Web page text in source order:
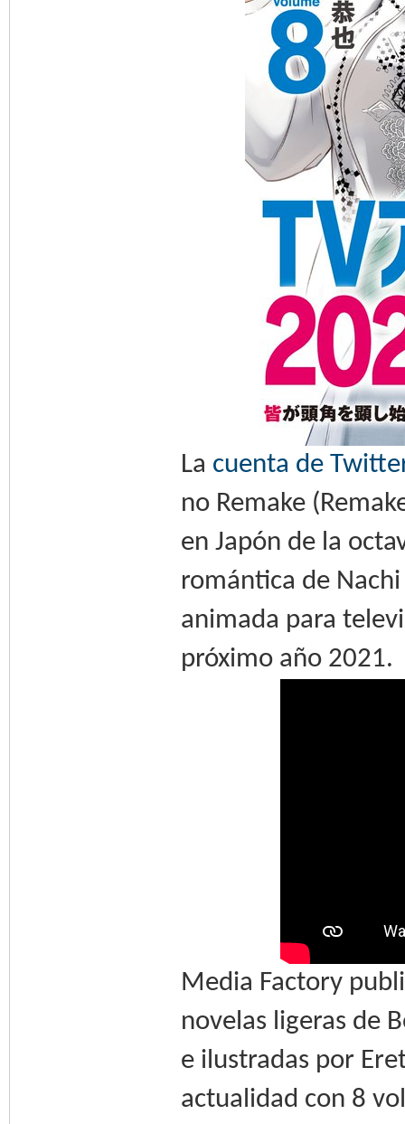
La cuenta de
no Remake
en Japón de la
romántica de
animada para
próximo año 2021.
Media Factory
novelas ligeras de
e ilustradas por
actualidad con 8